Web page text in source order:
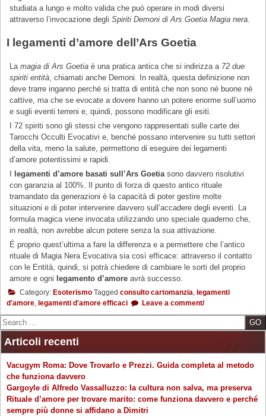
studiata a lungo e molto valida che può operare in modi diversi
attraverso l’invocazione degli Spiriti Demoni di Ars Goetia Magia nera.
I legamenti d’amore dell’Ars Goetia
Lamagia di Ars Goetia è una pratica antica che si indirizza a 72 due
spiriti entità , chiamati anche Demoni. In realtà, questa definizione non
deve trarre inganno perché si tratta di entità che non sono né buone né
cattive, ma che se evocate a dovere hanno un potere enorme sull’uomo
e sugli eventi terreni e, quindi, possono modificare gli esiti.
I 72 spiriti sono gli stessi che vengono rappresentati sulle carte dei
Tarocchi Occulti Evocativi e, benché possano intervenire su tutti settori
della vita, meno la salute, permettono di eseguire dei legamenti
d’amore potentissimi e rapidi.
legamenti d’amore basati sull’Ars Goetia sono davvero risolutivi
con garanzia al 100%. Il punto di forza di questo antico rituale
tramandato da generazioni è la capacità di poter gestire molte
situazioni e di poter intervenire davvero sull’accadere degli eventi. La
formula magica viene invocata utilizzando uno speciale quaderno che,
in realtà, non avrebbe alcun potere senza la sua attivazione.
É proprio quest’ultima a fare la differenza e a permettere che l’antico
rituale di Magia Nera Evocativa sia così efficace: attraverso il contatto
con le Entità, quindi, si potrà chiedere di cambiare le sorti del proprio
amore e ogni legamento d’amore avrà successo.
Category: Esoterismo Tagged consulto cartomanzia, legamenti
d'amore, legamenti d'amore efficaci Leave a comment/
Search
Articoli recenti
Vacugym Roma: Dove Trovarlo e Prezzi. Guida completa al metodo
che funziona davvero
Gargoyle di Alfredo Vassalluzzo: la cultura non salva, ma preserva
Rituale d’amore per trovare marito: come funziona davvero e perché
sempre più donne si affidano a Dimitri